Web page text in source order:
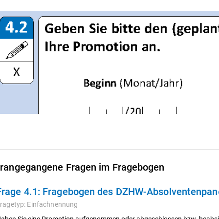
Fragen im Fragebogen
4.1: Fragebogen des DZHW-
Einfachnennung